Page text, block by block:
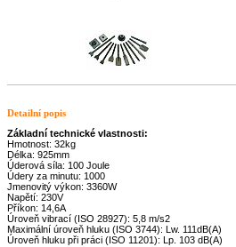
Detailní popis
Základní technické vlastnosti:
Hmotnost: 32kg
Délka: 925mm
Úderová síla: 100 Joule
Údery za minutu: 1000
Jmenovitý výkon: 3360W
Napětí: 230V
Příkon: 14,6A
Úroveň vibrací (ISO 28927): 5,8 m/s2
Maximální úroveň hluku (ISO 3744): Lw. 111dB(A)
Úroveň hluku při práci (ISO 11201): Lp. 103 dB(A)